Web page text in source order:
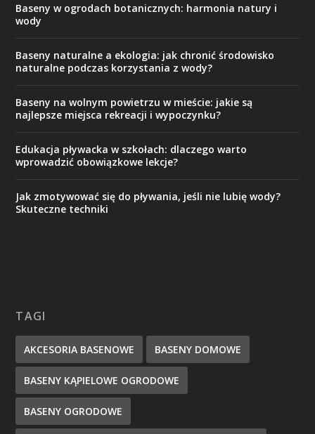
Baseny w ogrodach botanicznych: harmonia natury i
wody
Baseny naturalne a ekologia: jak chronić środowisko
naturalne podczas korzystania z wody?
Baseny na wolnym powietrzu w mieście: jakie są
najlepsze miejsca rekreacji i wypoczynku?
Edukacja pływacka w szkołach: dlaczego warto
wprowadzić obowiązkowe lekcje?
Jak zmotywować się do pływania, jeśli nie lubię wody?
Skuteczne techniki
TAGI
AKCESORIA BASENOWE BASENY DOMOWE
BASENY KĄPIELOWE OGRODOWE
BASENY OGRODOWE